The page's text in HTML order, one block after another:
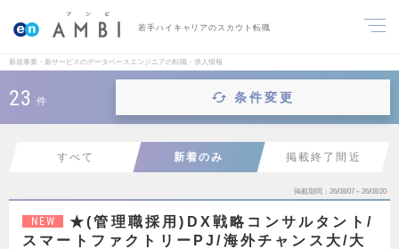
若手ハイキャリアのスカウト転職
新規事業・新サービスのデータベースエンジニアの転職・求人情報
23 件 条件変更
すべて 新着のみ 掲載終了間近
掲載期間 26/08/07～26/08/20
NEW
★(管理職採用)DX戦略コンサルタント/
スマートファクトリーPJ/海外チャンス大/大